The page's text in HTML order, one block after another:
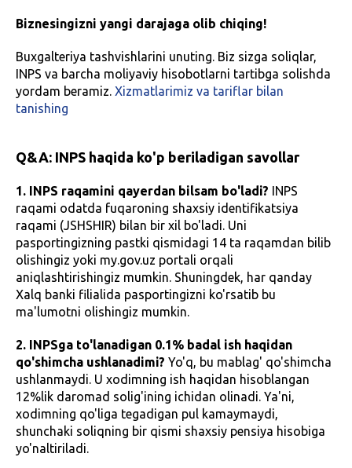
Biznesingizni yangi darajaga olib chiqing!
Buxgalteriya tashvishlarini unuting. Biz sizga soliqlar,
INPS va barcha moliyaviy hisobotlarni tartibga solishda
yordam beramiz. Xizmatlarimiz va tariflar bilan
tanishing
Q&A: INPS haqida ko'p beriladigan savollar
1. INPS raqamini qayerdan bilsam bo'ladi? INPS
raqami odatda fuqaroning shaxsiy identifikatsiya
raqami (JSHSHIR) bilan bir xil bo'ladi. Uni
pasportingizning pastki qismidagi 14 ta raqamdan bilib
olishingiz yoki my.gov.uz portali orqali
aniqlashtirishingiz mumkin. Shuningdek, har qanday
Xalq banki filialida pasportingizni ko'rsatib bu
ma'lumotni olishingiz mumkin.
2. INPSga to'lanadigan 0.1% badal ish haqidan
qo'shimcha ushlanadimi? Yo'q, bu mablag' qo'shimcha
ushlanmaydi. U xodimning ish haqidan hisoblangan
12%lik daromad solig'ining ichidan olinadi. Ya'ni,
xodimning qo'liga tegadigan pul kamaymaydi,
shunchaki soliqning bir qismi shaxsiy pensiya hisobiga
yo'naltiriladi.